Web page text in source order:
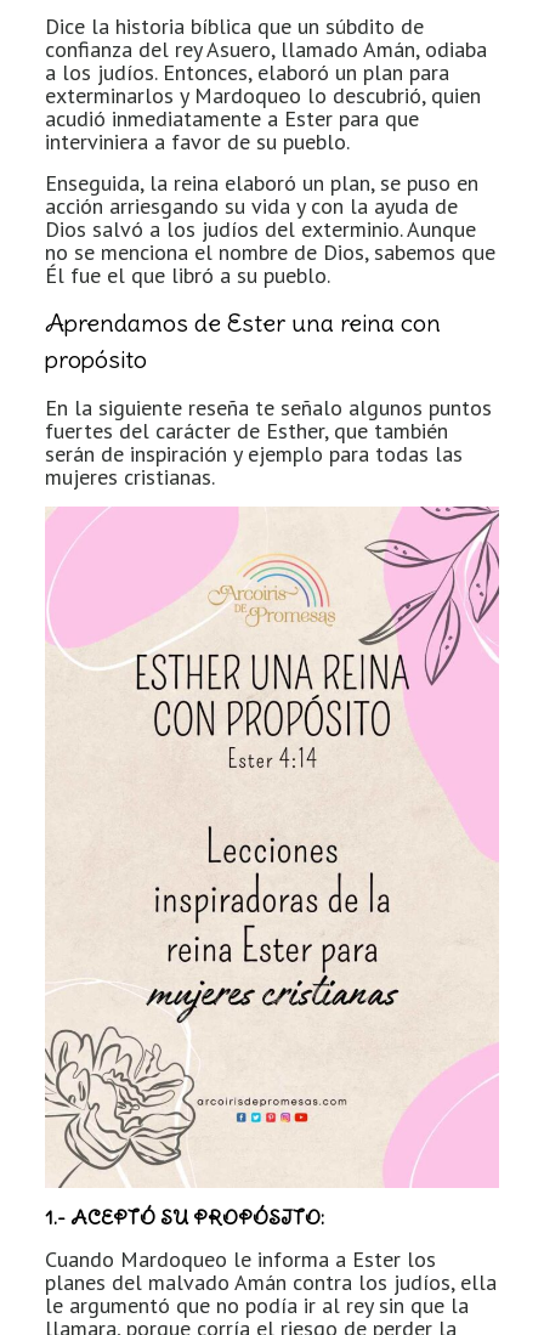
Dice la historia bíblica que un súbdito de
confianza del rey Asuero, llamado Amán, odiaba
a los judíos. Entonces, elaboró un plan para
exterminarlos y Mardoqueo lo descubrió, quien
acudió inmediatamente a Ester para que
interviniera a favor de su pueblo.
Enseguida, la reina elaboró un plan, se puso en
acción arriesgando su vida y con la ayuda de
Dios salvó a los judíos del exterminio. Aunque
no se menciona el nombre de Dios, sabemos que
Él fue el que libró a su pueblo.
Aprendamos de Ester una reina con
propósito
En la siguiente reseña te señalo algunos puntos
fuertes del carácter de Esther, que también
serán de inspiración y ejemplo para todas las
mujeres cristianas.
1.- ACEPTÓ SU PROPÓSITO:
Cuando Mardoqueo le informa a Ester los
planes del malvado Amán contra los judíos, ella
le argumentó que no podía ir al rey sin que la
llamara, porque corría el riesgo de perder la